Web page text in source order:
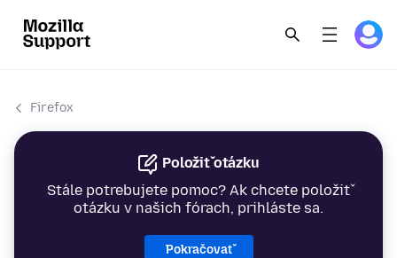
Firefox
Položiť otázku
Stále potrebujete pomoc? Ak chcete položiť
otázku v našich fórach, prihláste sa.
Pokračovať